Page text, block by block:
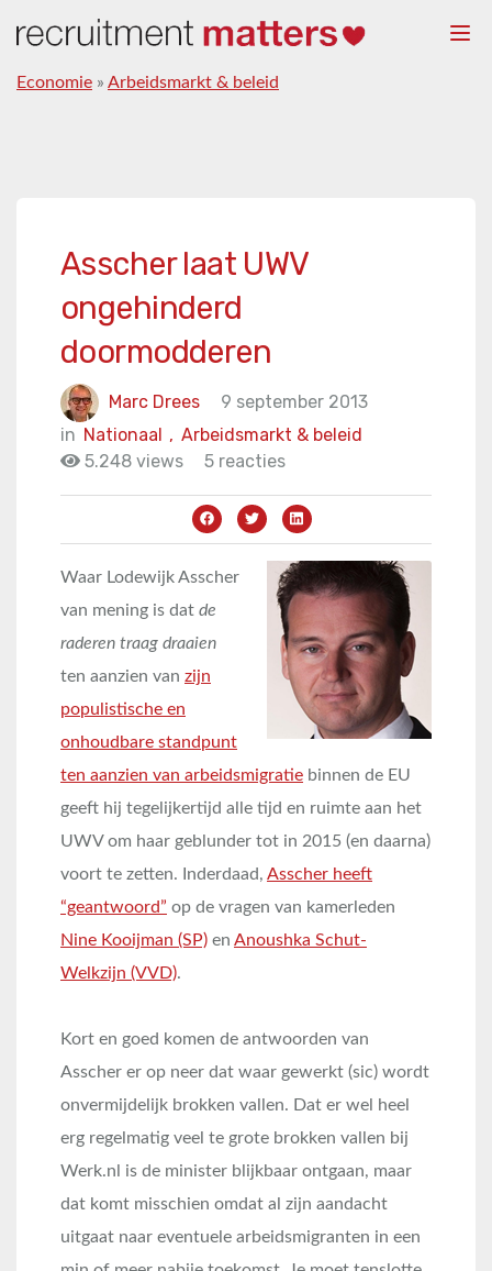
Economie » Arbeidsmarkt & beleid
Asscher laat UWV
ongehinderd
doormodderen
Marc Drees
9 september 2013
in
Arbeidsmarkt & beleid
Nationaal ,
5.248 views
5 reacties
Waar Lodewijk Asscher
van mening is dat de
raderen traag draaien
ten aanzien van zijn
populistische en
onhoudbare standpunt
ten aanzien van arbeidsmigratie binnen de EU
geeft hij tegelijkertijd alle tijd en ruimte aan het
UWV om haar geblunder tot in 2015 (en daarna)
voort te zetten. Inderdaad, Asscher heeft
“geantwoord” op de vragen van kamerleden
Nine Kooijman (SP) en Anoushka Schut-
Welkzijn (VVD).
Kort en goed komen de antwoorden van
Asscher er op neer dat waar gewerkt (sic) wordt
onvermijdelijk brokken vallen. Dat er wel heel
erg regelmatig veel te grote brokken vallen bij
Werk.nl is de minister blijkbaar ontgaan, maar
dat komt misschien omdat al zijn aandacht
uitgaat naar eventuele arbeidsmigranten in een